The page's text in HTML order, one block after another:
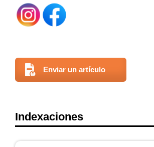
Enviar un artículo
Indexaciones